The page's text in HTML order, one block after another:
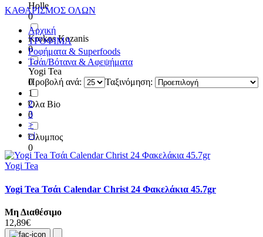
Holle
0
Krokos Kozanis
0
Yogi Tea
0
Όλα Bio
0
Όλυμπος
0
ΚΑΘΑΡΙΣΜΟΣ ΟΛΩΝ
Αρχική
ΤΡΟΦΙΜΑ
Ροφήματα & Superfoods
Τσάι/Βότανα & Αφεψήματα
Ταξινόμηση:
Προβολή ανά:
1
2
3
>
>|
Yogi Tea
Yogi Tea Τσάι Calendar Christ 24 Φακελάκια 45.7gr
Μη Διαθέσιμο
12,89€